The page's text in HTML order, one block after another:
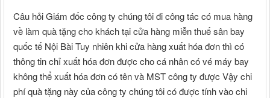
Câu hỏi Giám đốc công ty chúng tôi đi công tác có mua hàng
về làm quà tặng cho khách tại cửa hàng miễn thuế sân bay
quốc tế Nội Bài Tuy nhiên khi cửa hàng xuất hóa đơn thì có
thông tin chỉ xuất hóa đơn được cho cá nhân có vé máy bay
không thể xuất hóa đơn có tên và MST công ty được Vậy chi
phí quà tặng này của công ty chúng tôi có được tính vào chi